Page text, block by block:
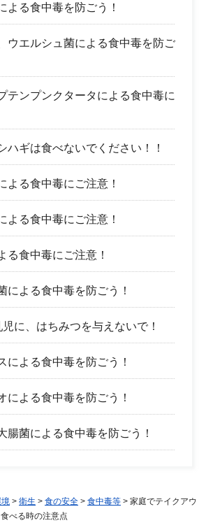
よる食中毒を防ごう！
ウエルシュ菌による食中毒を防ご
テンプンクタータによる食中毒に
ハギは食べないでください！！
よる食中毒にご注意！
よる食中毒にご注意！
る食中毒にご注意！
による食中毒を防ごう！
に、はちみつを与えないで！
による食中毒を防ごう！
による食中毒を防ごう！
腸菌による食中毒を防ごう！
> 衛生 > 食の安全 > 食中毒等 > 家庭でテイクアウ
べる時の注意点